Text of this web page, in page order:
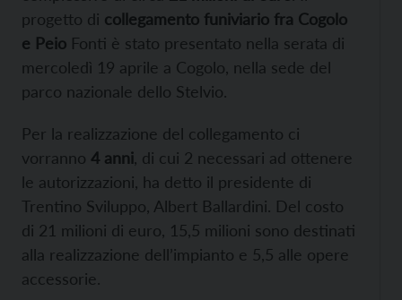
progetto di collegamento funiviario fra Cogolo
e Peio Fonti è stato presentato nella serata di
mercoledì 19 aprile a Cogolo, nella sede del
parco nazionale dello Stelvio.
Per la realizzazione del collegamento ci
vorranno 4 anni , di cui 2 necessari ad ottenere
le autorizzazioni, ha detto il presidente di
Trentino Sviluppo, Albert Ballardini. Del costo
di 21 milioni di euro, 15,5 milioni sono destinati
alla realizzazione dell’impianto e 5,5 alle opere
accessorie.